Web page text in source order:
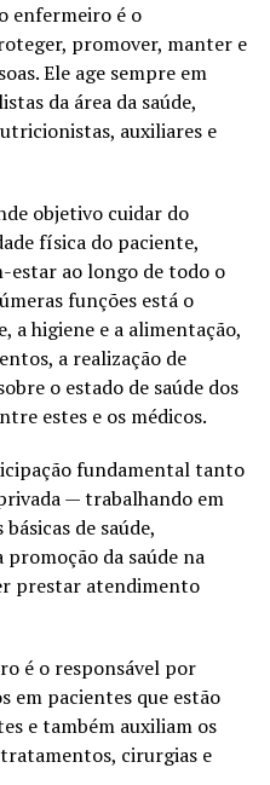
enfermeiro é o
promover, manter e
Ele age sempre em
da área da saúde,
auxiliares e
objetivo cuidar do
física do paciente,
ao longo de todo o
funções está o
a higiene e a alimentação,
a realização de
o estado de saúde dos
estes e os médicos.
fundamental tanto
— trabalhando em
de saúde,
da saúde na
prestar atendimento
é o responsável por
em pacientes que estão
e também auxiliam os
cirurgias e